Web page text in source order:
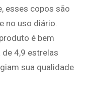
esses copos são
no uso diário.
é bem
4,9 estrelas
sua qualidade